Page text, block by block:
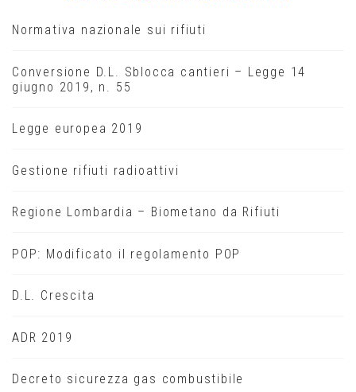
Normativa nazionale sui rifiuti
Conversione D.L. Sblocca cantieri – Legge 14
giugno 2019, n. 55
Legge europea 2019
Gestione rifiuti radioattivi
Regione Lombardia – Biometano da Rifiuti
POP: Modificato il regolamento POP
D.L. Crescita
ADR 2019
Decreto sicurezza gas combustibile